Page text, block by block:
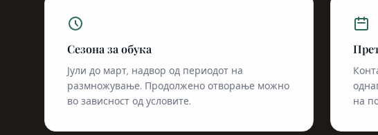
Сезона за обука
Јули до март, надвор од периодот на
размножување. Продолжено отворање можно
во зависност од условите.
на